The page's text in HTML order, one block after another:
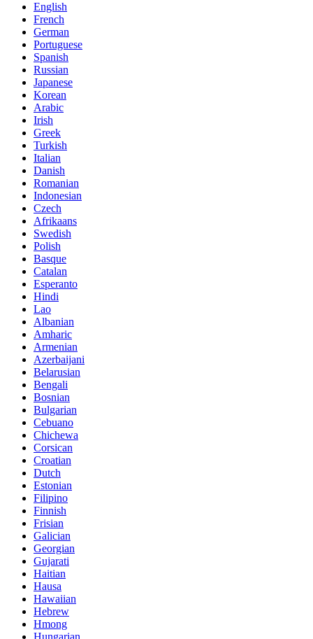
English
French
German
Portuguese
Spanish
Russian
Japanese
Korean
Arabic
Irish
Greek
Turkish
Italian
Danish
Romanian
Indonesian
Czech
Afrikaans
Swedish
Polish
Basque
Catalan
Esperanto
Hindi
Lao
Albanian
Amharic
Armenian
Azerbaijani
Belarusian
Bengali
Bosnian
Bulgarian
Cebuano
Chichewa
Corsican
Croatian
Dutch
Estonian
Filipino
Finnish
Frisian
Galician
Georgian
Gujarati
Haitian
Hausa
Hawaiian
Hebrew
Hmong